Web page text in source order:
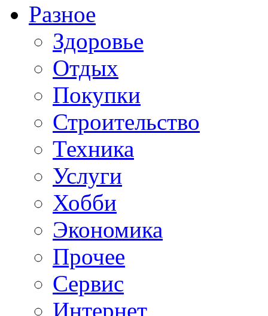
Разное
Здоровье
Отдых
Покупки
Строительство
Техника
Услуги
Хобби
Экономика
Прочее
Сервис
Интернет